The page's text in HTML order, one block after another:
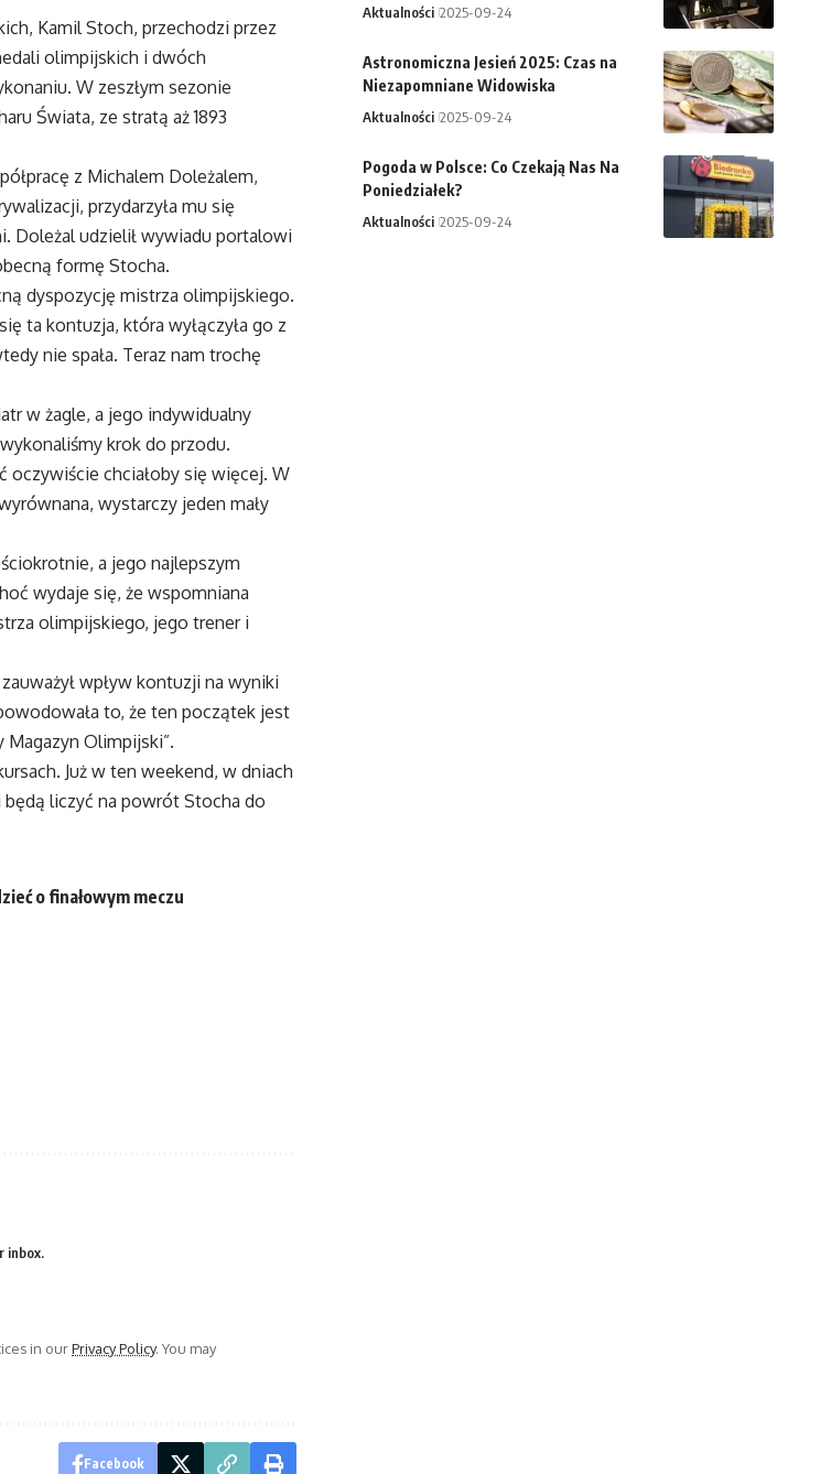
Kamil Stoch, przechodzi przez
olimpijskich i dwóch
W zeszłym sezonie
Świata, ze stratą aż 1893
z Michalem Doleżalem,
przydarzyła mu się
Doleżal udzielił wywiadu portalowi
formę Stocha.
dyspozycję mistrza olimpijskiego.
ta kontuzja, która wyłączyła go z
nie spała. Teraz nam trochę
w żagle, a jego indywidualny
krok do przodu.
oczywiście chciałoby się więcej. W
wystarczy jeden mały
a jego najlepszym
wydaje się, że wspomniana
olimpijskiego, jego trener i
wpływ kontuzji na wyniki
to, że ten początek jest
Olimpijski”.
Już w ten weekend, w dniach
będą liczyć na powrót Stocha do
o finałowym meczu
inbox.
in ourPrivacy Policy. You may
Facebook
Aktualności 2025-09-24
Astronomiczna Jesień 2025: Czas na
Niezapomniane Widowiska
Aktualności 2025-09-24
Pogoda w Polsce: Co Czekają Nas Na
Poniedziałek?
Aktualności 2025-09-24